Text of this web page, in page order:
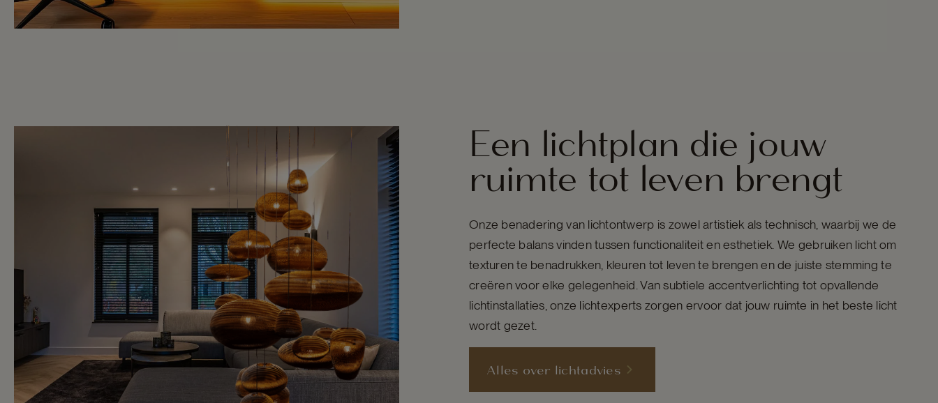
Een lichtplan die jouw
ruimte tot leven brengt
Onze benadering van lichtontwerp is zowel artistiek als technisch, waarbij we de
perfecte balans vinden tussen functionaliteit en esthetiek. We gebruiken licht om
texturen te benadrukken, kleuren tot leven te brengen en de juiste stemming te
creëren voor elke gelegenheid. Van subtiele accentverlichting tot opvallende
lichtinstallaties, onze lichtexperts zorgen ervoor dat jouw ruimte in het beste licht
wordt gezet.
Alles over lichtadvies